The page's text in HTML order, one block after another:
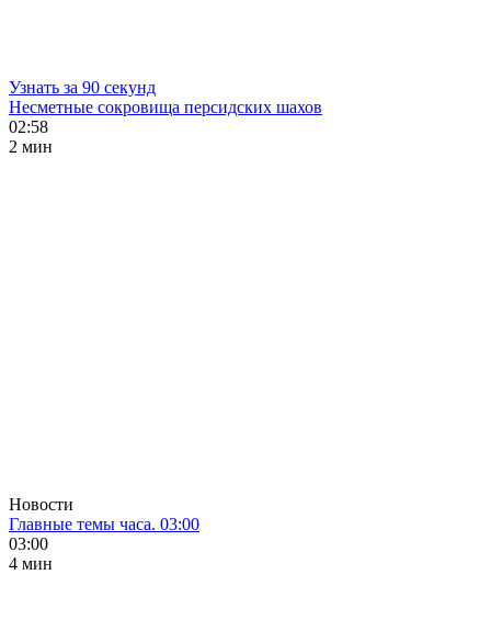
Узнать за 90 секунд
Несметные сокровища персидских шахов
02:58
2 мин
Новости
Главные темы часа. 03:00
03:00
4 мин